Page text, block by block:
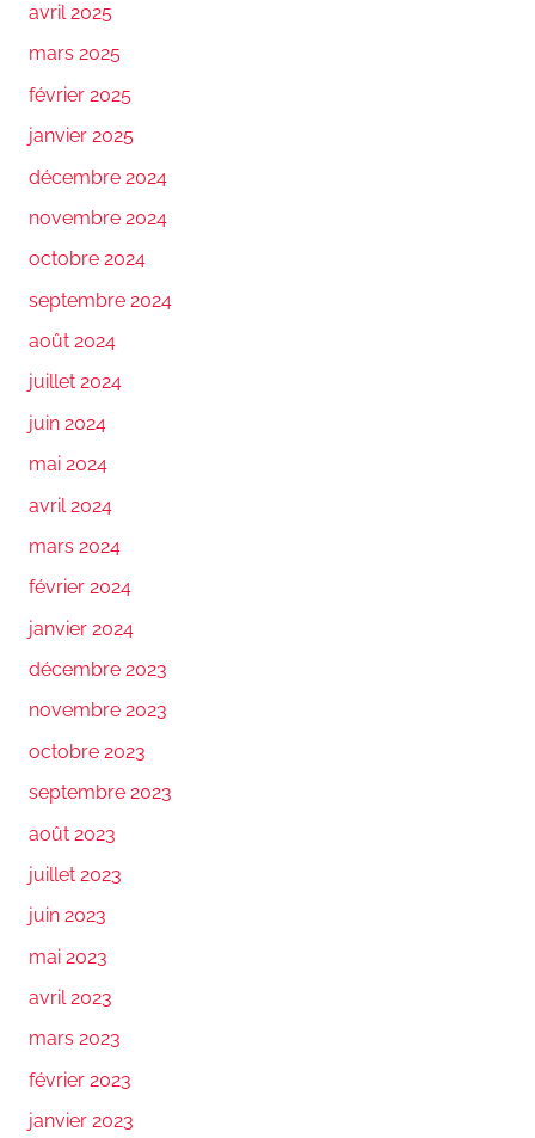
avril 2025
mars 2025
février 2025
janvier 2025
décembre 2024
novembre 2024
octobre 2024
septembre 2024
août 2024
juillet 2024
juin 2024
mai 2024
avril 2024
mars 2024
février 2024
janvier 2024
décembre 2023
novembre 2023
octobre 2023
septembre 2023
août 2023
juillet 2023
juin 2023
mai 2023
avril 2023
mars 2023
février 2023
janvier 2023